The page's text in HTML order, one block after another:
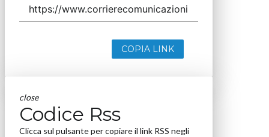
COPIA LINK
close
Codice Rss
Clicca sul pulsante per copiare il link RSS negli